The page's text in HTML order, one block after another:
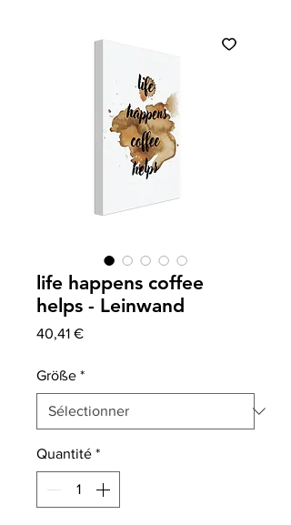
life happens coffee
helps - Leinwand
40,41 €Prix
Größe *
Quantité *